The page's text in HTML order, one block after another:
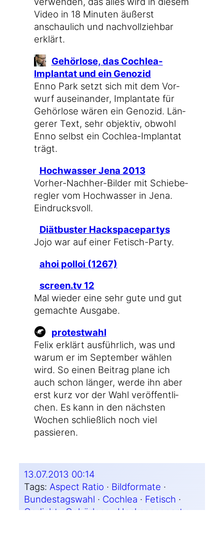
Video in 18 Minu­ten äußerst
anschau­lich und nach­voll­zieh­bar
erklärt.
Gehör­lo­se, das Cochlea-
Implantat und ein Genozid
Enno Park setzt sich mit dem Vor­
wurf aus­ein­an­der, Implan­ta­te für
Gehör­lo­se wären ein Geno­zid. Län­
ge­rer Text, sehr objek­tiv, obwohl
Enno selbst ein Cochlea-Implantat
trägt.
Hoch­was­ser Jena 2013
Vorher-Nachher-Bilder mit Schie­be­
reg­ler vom Hoch­was­ser in Jena.
Eindrucksvoll.
Diät­bus­ter Hackspacepartys
Jojo war auf einer Fetisch-Party.
ahoi pol­loi (1267)
screen​.tv 12
Mal wie­der eine sehr gute und gut
gemach­te Ausgabe.
pro­test­wahl
Felix erklärt aus­führ­lich, was und
war­um er im Sep­tem­ber wäh­len
wird. So einen Bei­trag pla­ne ich
auch schon län­ger, wer­de ihn aber
erst kurz vor der Wahl ver­öf­fent­li­
chen. Es kann in den nächs­ten
Wochen schließ­lich noch viel
passieren.
13.07.2013 00:14
Tags: Aspect Ratio · Bildformate
Bundestagswahl · Cochlea · Fetisch
Gedicht · Gehörlose · Hackspaceparty